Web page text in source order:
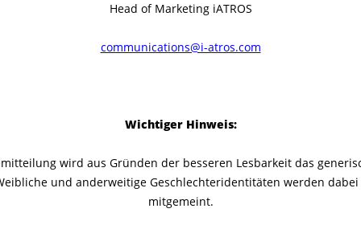
Head of Marketing iATROS
communications@i-atros.com
Wichtiger Hinweis:
wird aus Gründen der besseren Lesbarkeit das
und anderweitige Geschlechteridentitäten werden
mitgemeint.